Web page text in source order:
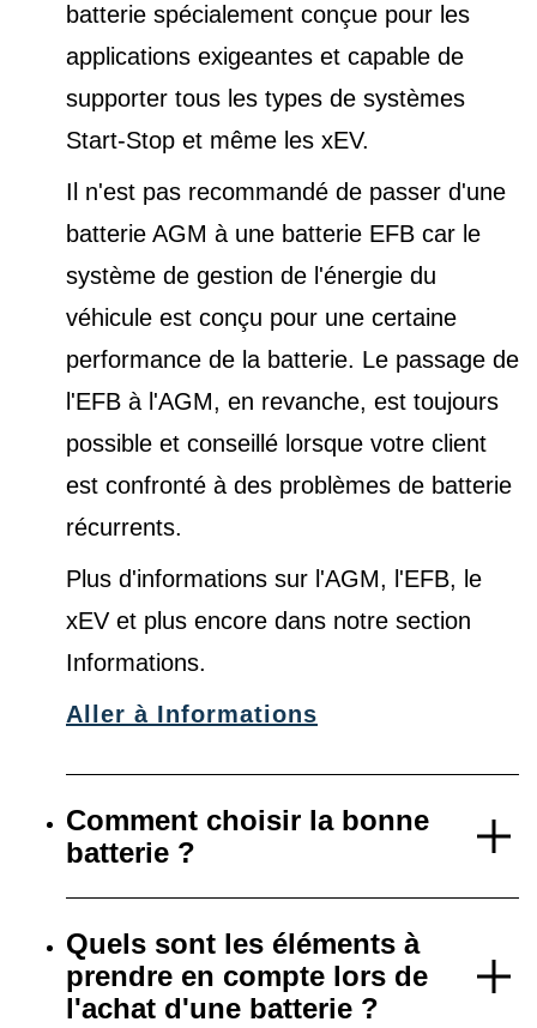
batterie spécialement conçue pour les
applications exigeantes et capable de
supporter tous les types de systèmes
Start-Stop et même les xEV.
Il n'est pas recommandé de passer d'une
batterie AGM à une batterie EFB car le
système de gestion de l'énergie du
véhicule est conçu pour une certaine
performance de la batterie. Le passage de
l'EFB à l'AGM, en revanche, est toujours
possible et conseillé lorsque votre client
est confronté à des problèmes de batterie
récurrents.
Plus d'informations sur l'AGM, l'EFB, le
xEV et plus encore dans notre section
Informations.
Aller à Informations
Comment choisir la bonne
batterie ?
Quels sont les éléments à
prendre en compte lors de
l'achat d'une batterie ?